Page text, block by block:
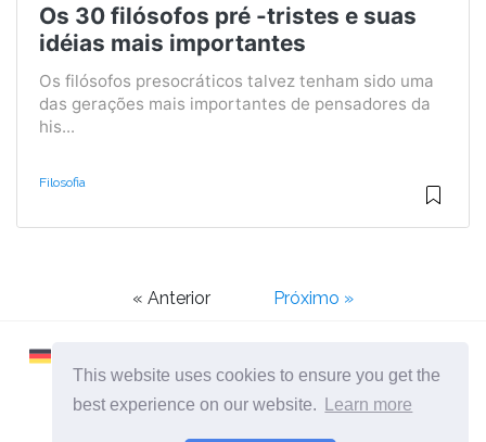
This website uses cookies to ensure you get the
best experience on our website.
Learn more
Os 30 filósofos pré -tristes e suas
idéias mais importantes
Os filósofos presocráticos talvez tenham sido uma
das gerações mais importantes de pensadores da
his...
Filosofia
« Anterior Próximo »